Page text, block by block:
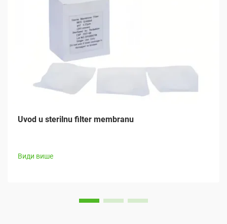
Uvod u sterilnu filter membranu
Види више